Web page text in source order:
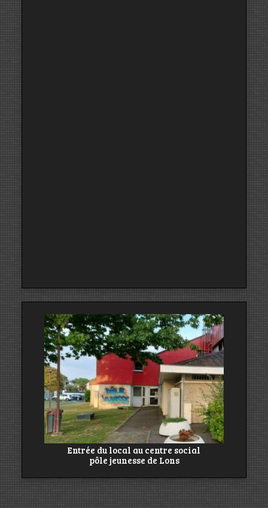
Entrée du local au centre social
pôle jeunesse de Lons